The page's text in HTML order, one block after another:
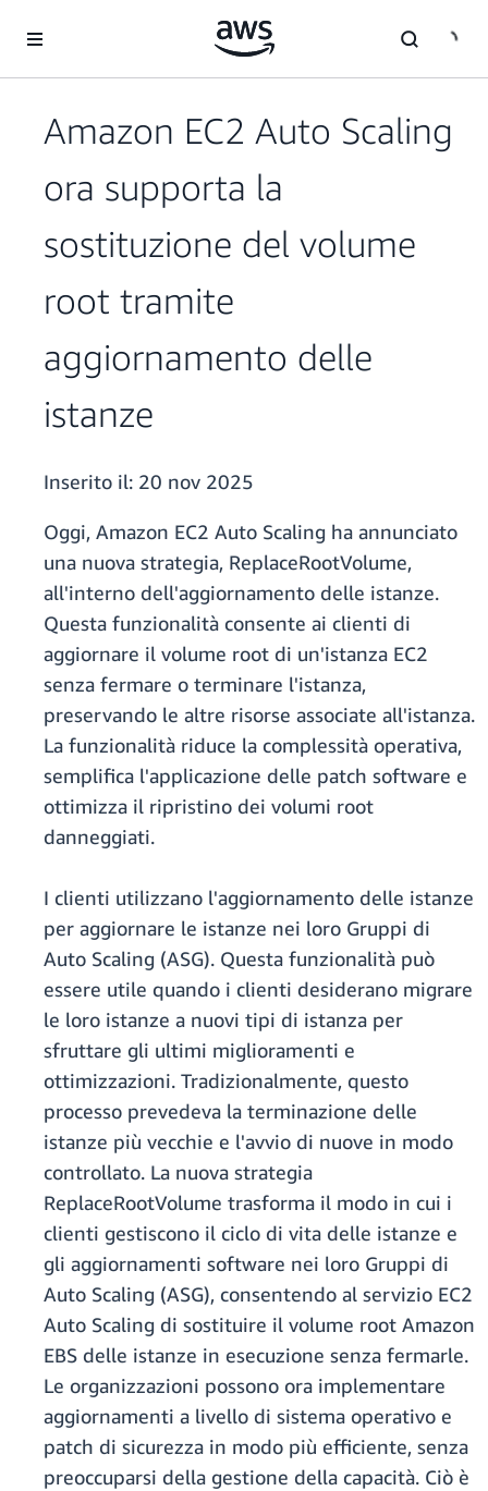
Amazon EC2 Auto Scaling
ora supporta la
sostituzione del volume
root tramite
aggiornamento delle
istanze
Inserito il: 20 nov 2025
Oggi, Amazon EC2 Auto Scaling ha annunciato
una nuova strategia, ReplaceRootVolume,
all'interno dell'aggiornamento delle istanze.
Questa funzionalità consente ai clienti di
aggiornare il volume root di un'istanza EC2
senza fermare o terminare l'istanza,
preservando le altre risorse associate all'istanza.
La funzionalità riduce la complessità operativa,
semplifica l'applicazione delle patch software e
ottimizza il ripristino dei volumi root
danneggiati.
I clienti utilizzano l'aggiornamento delle istanze
per aggiornare le istanze nei loro Gruppi di
Auto Scaling (ASG). Questa funzionalità può
essere utile quando i clienti desiderano migrare
le loro istanze a nuovi tipi di istanza per
sfruttare gli ultimi miglioramenti e
ottimizzazioni. Tradizionalmente, questo
processo prevedeva la terminazione delle
istanze più vecchie e l'avvio di nuove in modo
controllato. La nuova strategia
ReplaceRootVolume trasforma il modo in cui i
clienti gestiscono il ciclo di vita delle istanze e
gli aggiornamenti software nei loro Gruppi di
Auto Scaling (ASG), consentendo al servizio EC2
Auto Scaling di sostituire il volume root Amazon
EBS delle istanze in esecuzione senza fermarle.
Le organizzazioni possono ora implementare
aggiornamenti a livello di sistema operativo e
patch di sicurezza in modo più efficiente, senza
preoccuparsi della gestione della capacità. Ciò è